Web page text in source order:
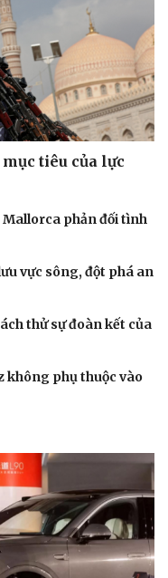
chuyện thời sự
sổ tình yêu
tiêu của lực
phản đối tình
vực sông, đột phá an
thử sự đoàn kết của
không phụ thuộc vào